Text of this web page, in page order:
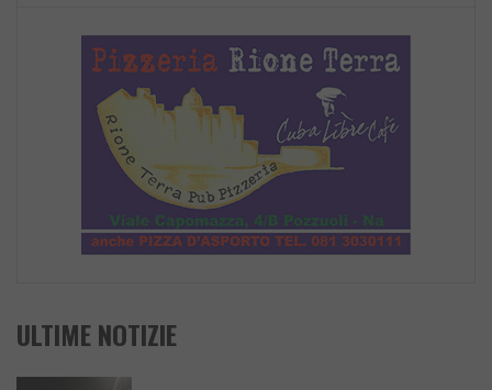
ULTIME NOTIZIE